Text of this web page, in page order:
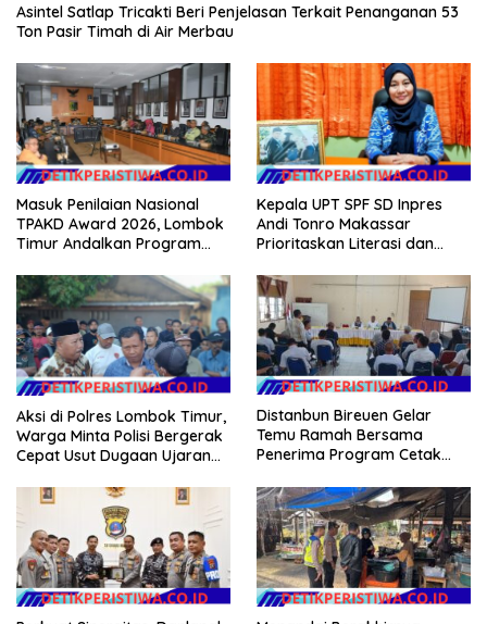
Asintel Satlap Tricakti Beri Penjelasan Terkait Penanganan 53
Ton Pasir Timah di Air Merbau
Masuk Penilaian Nasional
TPAKD Award 2026, Lombok
Timur Andalkan Program
Dongkrak Kesejahteraan
Warga
Kepala UPT SPF SD Inpres
Andi Tonro Makassar
Prioritaskan Literasi dan
Sekolah
Aksi di Polres Lombok Timur,
Warga Minta Polisi Bergerak
Cepat Usut Dugaan Ujaran
Distanbun Bireuen Gelar
Temu Ramah Bersama
Penerima Program Cetak
Klarifikasi Isu Hoax